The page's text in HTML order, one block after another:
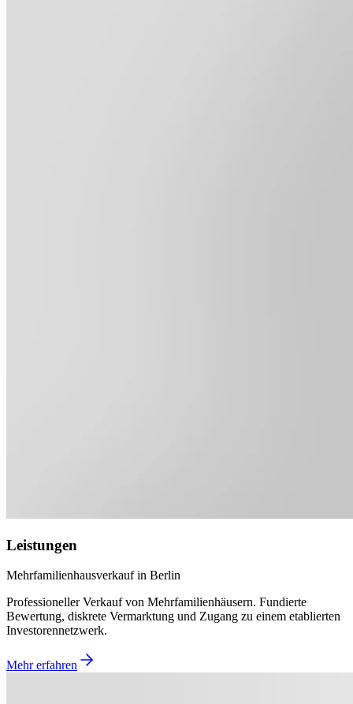
Leistungen
Mehrfamilienhausverkauf in Berlin
Professioneller Verkauf von Mehrfamilienhäusern. Fundierte
Bewertung, diskrete Vermarktung und Zugang zu einem etablierten
Investorennetzwerk.
Mehr erfahren